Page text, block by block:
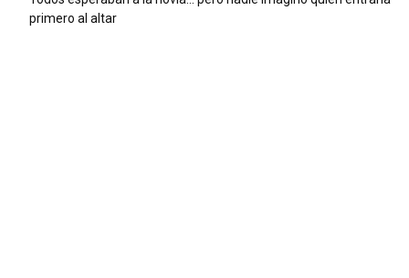
primero al altar